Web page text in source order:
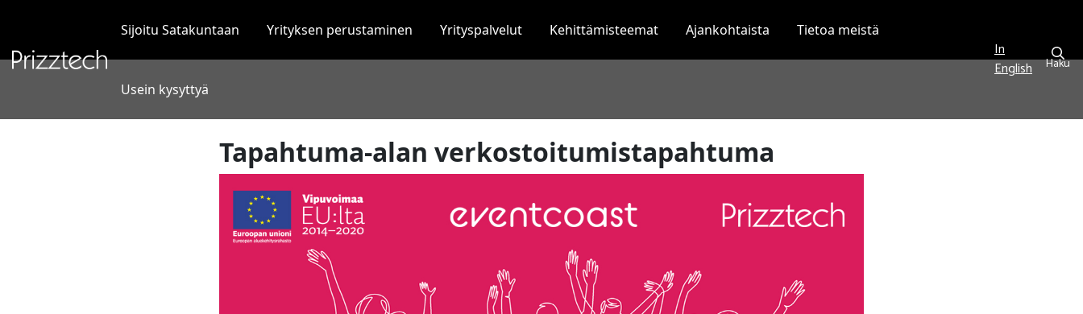
Sijoitu Satakuntaan Yrityksen perustaminen Yrityspalvelut Kehittämisteemat Ajankohtaista Tietoa meistä
Usein kysyttyä
In
English
Haku
Tapahtuma-alan verkostoitumistapahtuma